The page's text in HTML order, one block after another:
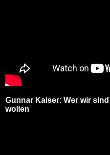
Gunnar Kaiser: Wer wir
wollen